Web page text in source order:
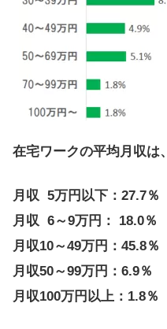
在宅ワークの平均月収は、
月収 5万円以下：27.7％
月収 6～9万円： 18.0％
月収10～49万円：45.8％
月収50～99万円：6.9％
月収100万円以上：1.8％